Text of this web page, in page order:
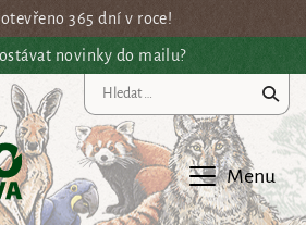
365 dní v roce!
novinky do mailu?
Menu